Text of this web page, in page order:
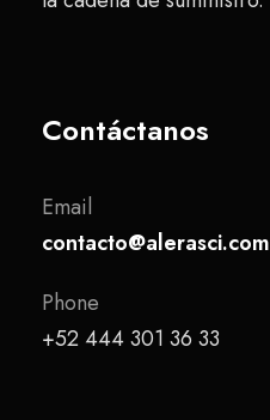
Contáctanos
Email
contacto@alerasci.com
Phone
+52 444 301 36 33